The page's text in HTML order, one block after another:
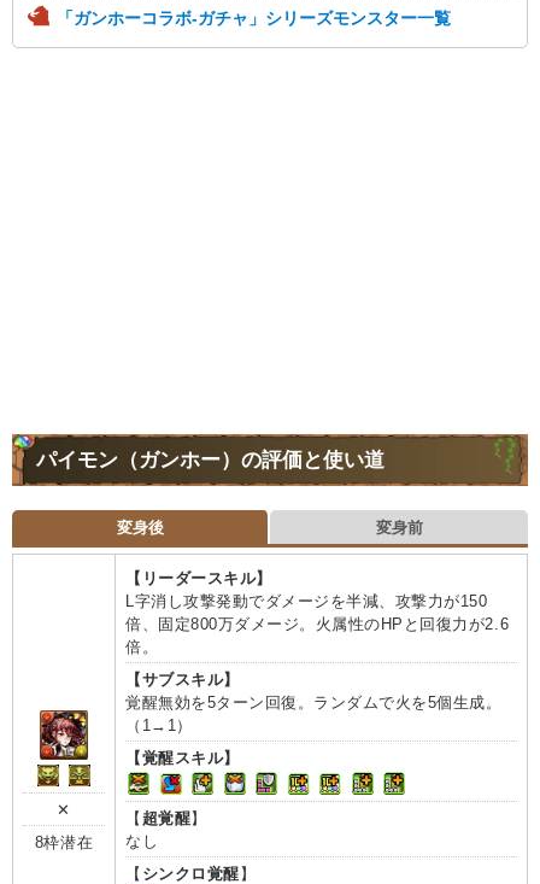
「ガンホーコラボ-ガチャ」シリーズモンスター一覧
パイモン（ガンホー）の評価と使い道
変身後 変身前
✕
8枠潜在
【リーダースキル】
L字消し攻撃発動でダメージを半減、攻撃力が150
倍、固定800万ダメージ。火属性のHPと回復力が2.6
倍。
【サブスキル】
覚醒無効を5ターン回復。ランダムで火を5個生成。
（1→1）
【覚醒スキル】
【 超覚醒】
なし
【 シンクロ覚醒 】